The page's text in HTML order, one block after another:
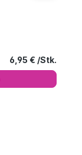
Regulärer
6,95 €